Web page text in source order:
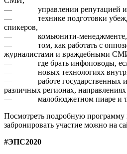
— управлении репутацией и
— технике подготовки
спикеров,
— комьюнити-менеджменте,
— том, как работать с
журналистами и враждебными
— где брать инфоповоды, если
— новых технологиях
— работе государственных и
различных регионах, направлениях
— малобюджетном пиаре и
Посмотреть подробную программу
забронировать участие можно на
#ЭПС2020